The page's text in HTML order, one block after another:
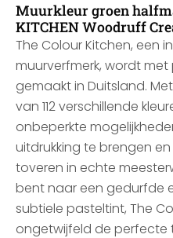
Muurkleur groen
KITCHEN Woodruff
The Colour Kitchen, een
muurverfmerk, wordt met
gemaakt in Duitsland.
van 112 verschillende
onbeperkte
uitdrukking te brengen
toveren in echte
bent naar een gedurfde
subtiele pasteltint, The
ongetwijfeld de perfecte